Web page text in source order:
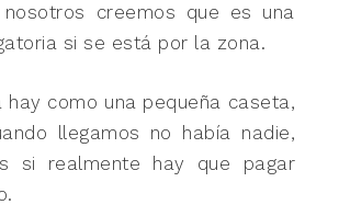
nosotros creemos que es una
si se está por la zona.
hay como una pequeña caseta,
llegamos no había nadie,
si realmente hay que pagar